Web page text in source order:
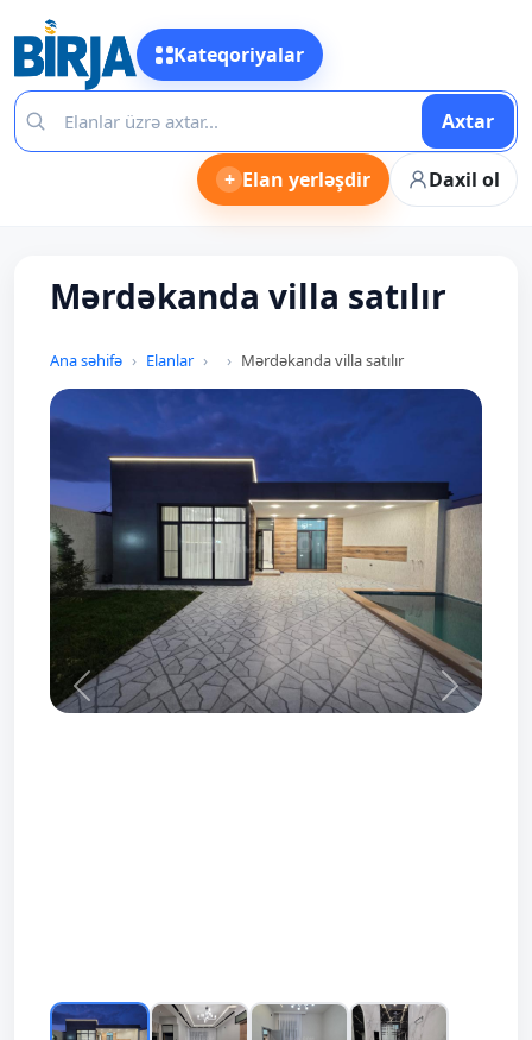
Kateqoriyalar
Axtar
+ Elan yerləşdir Daxil ol
Mərdəkanda villa satılır
Ana səhifə Elanlar Mərdəkanda villa satılır
Prev Next